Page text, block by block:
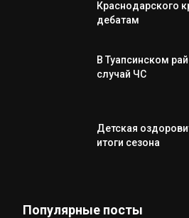
Краснодарского
дебатам
В Туапсинском
случай ЧС
Детская
итоги сезона
Популярные посты